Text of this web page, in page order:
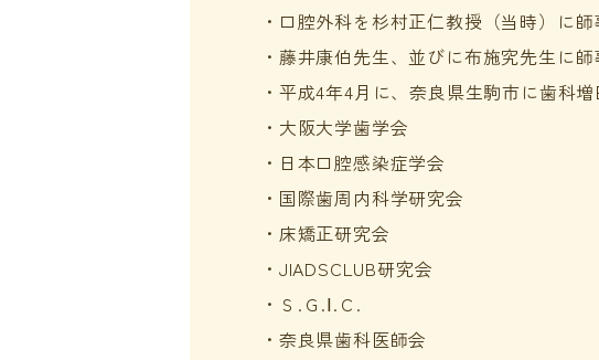
・口腔外科を杉村正仁教授（当時）に師
・藤井康伯先生、並びに布施究先生に師
・平成4年4月に、奈良県生駒市に歯科
・大阪大学歯学会
・日本口腔感染症学会
・国際歯周内科学研究会
・床矯正研究会
・JIADSCLUB研究会
・Ｓ.Ｇ.Ⅰ.Ｃ.
・奈良県歯科医師会